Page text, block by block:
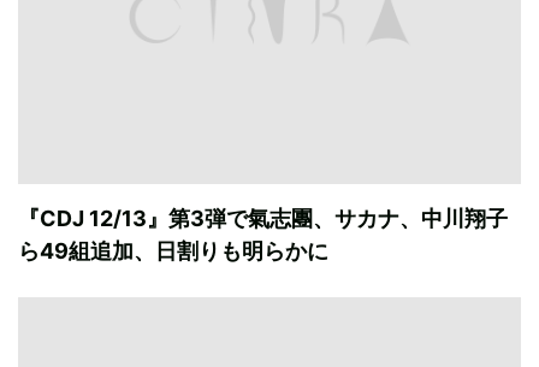
『CDJ 12/13』第3弾で氣志團、サカナ、中川翔子
ら49組追加、日割りも明らかに